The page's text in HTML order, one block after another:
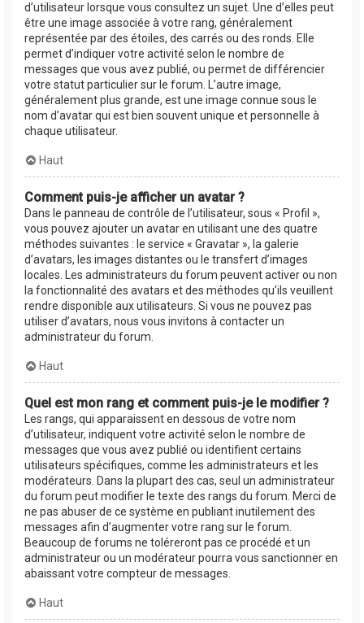
d’utilisateur lorsque vous consultez un sujet. Une d’elles peut
être une image associée à votre rang, généralement
représentée par des étoiles, des carrés ou des ronds. Elle
permet d’indiquer votre activité selon le nombre de
messages que vous avez publié, ou permet de différencier
votre statut particulier sur le forum. L’autre image,
généralement plus grande, est une image connue sous le
nom d’avatar qui est bien souvent unique et personnelle à
chaque utilisateur.
Haut
Comment puis-je afficher un avatar ?
Dans le panneau de contrôle de l’utilisateur, sous « Profil »,
vous pouvez ajouter un avatar en utilisant une des quatre
méthodes suivantes : le service « Gravatar », la galerie
d’avatars, les images distantes ou le transfert d’images
locales. Les administrateurs du forum peuvent activer ou non
la fonctionnalité des avatars et des méthodes qu’ils veuillent
rendre disponible aux utilisateurs. Si vous ne pouvez pas
utiliser d’avatars, nous vous invitons à contacter un
administrateur du forum.
Haut
Quel est mon rang et comment puis-je le modifier ?
Les rangs, qui apparaissent en dessous de votre nom
d’utilisateur, indiquent votre activité selon le nombre de
messages que vous avez publié ou identifient certains
utilisateurs spécifiques, comme les administrateurs et les
modérateurs. Dans la plupart des cas, seul un administrateur
du forum peut modifier le texte des rangs du forum. Merci de
ne pas abuser de ce système en publiant inutilement des
messages afin d’augmenter votre rang sur le forum.
Beaucoup de forums ne toléreront pas ce procédé et un
administrateur ou un modérateur pourra vous sanctionner en
abaissant votre compteur de messages.
Haut